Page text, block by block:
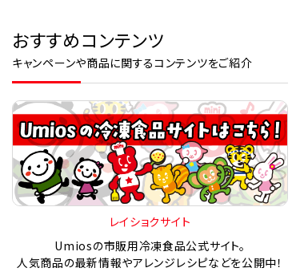
おすすめコンテンツ
キャンペーンや商品に関するコンテンツをご紹介
レイショクサイト
Umiosの市販用冷凍食品公式サイト。
人気商品の最新情報やアレンジレシピなどを公開中！